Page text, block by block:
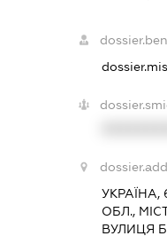
УКРАЇНА,
ОБЛ.,
ВУЛИЦЯ